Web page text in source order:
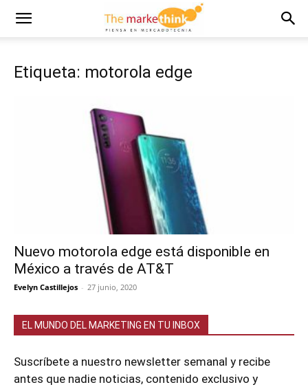
Etiqueta: motorola edge
Nuevo motorola edge está disponible en
México a través de AT&T
Evelyn Castillejos - 27 junio, 2020
EL MUNDO DEL MARKETING EN TU INBOX
Suscríbete a nuestro newsletter semanal y recibe
antes que nadie noticias, contenido exclusivo y